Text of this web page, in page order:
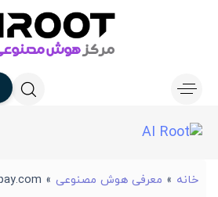
خانه » معرفی هوش مصنوعی »